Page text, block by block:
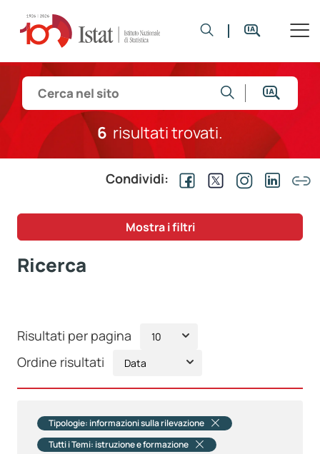
6 risultati trovati.
Condividi:
Mostra i filtri
Ricerca
Risultati per pagina
Ordine risultati
Tipologie: informazioni sulla rilevazione
Tutti i Temi: istruzione e formazione